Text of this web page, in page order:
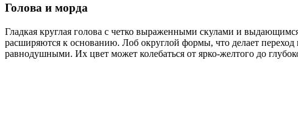
Голова и морда
Гладкая круглая голова с четко выраженными скулами и
расширяются к основанию. Лоб округлой формы, что делает
равнодушными. Их цвет может колебаться от ярко-желтого до